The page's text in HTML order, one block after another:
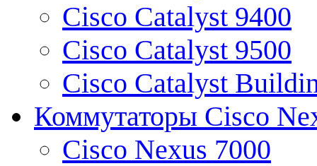
Cisco Catalyst 9400
Cisco Catalyst 9500
Cisco Catalyst
Коммутаторы Cisco
Cisco Nexus 7000